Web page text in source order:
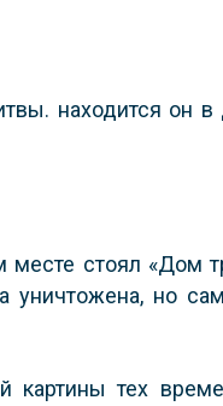
находится он
стоял «Дом
но
картины тех